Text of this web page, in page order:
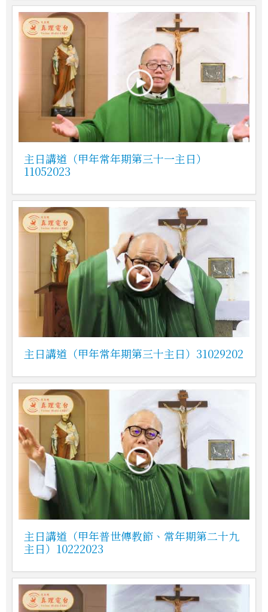
主日講道（甲年常年期第三十一主日）
11052023
主日講道（甲年常年期第三十主日）31029202
主日講道（甲年普世傳教節、常年期第二十九
主日）10222023